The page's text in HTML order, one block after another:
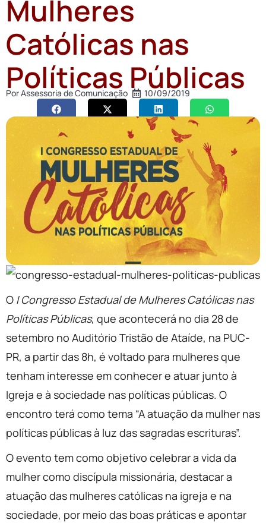
Mulheres
Católicas nas
Políticas Públicas
PorAssessoria de Comunicação 10/09/2019
O I Congresso Estadual de Mulheres Católicas nas
Políticas Públicas, que acontecerá no dia 28 de
setembro no Auditório Tristão de Ataíde, na PUC-
PR, a partir das 8h, é voltado para mulheres que
tenham interesse em conhecer e atuar junto à
Igreja e à sociedade nas políticas públicas. O
encontro terá como tema “A atuação da mulher nas
políticas públicas à luz das sagradas escrituras”.
O evento tem como objetivo celebrar a vida da
mulher como discípula missionária, destacar a
atuação das mulheres católicas na igreja e na
sociedade, por meio das boas práticas e apontar